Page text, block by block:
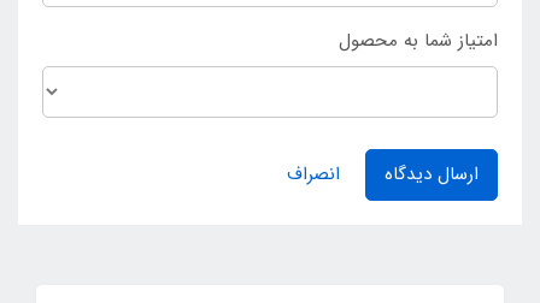
امتیاز شما به محصول
ارسال دیدگاه انصراف